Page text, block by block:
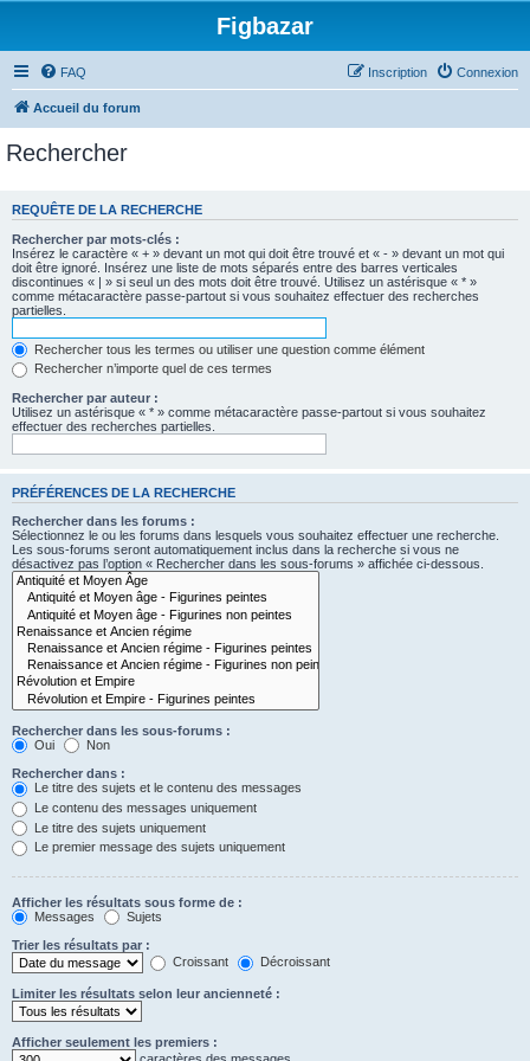
Figbazar
FAQ Connexion
Inscription
Accueil du forum
Rechercher
REQUÊTE DE LA RECHERCHE
Rechercher par mots-clés :
Insérez le caractère « + » devant un mot qui doit être trouvé et « - » devant un mot qui
doit être ignoré. Insérez une liste de mots séparés entre des barres verticales
discontinues « | » si seul un des mots doit être trouvé. Utilisez un astérisque « * »
comme métacaractère passe-partout si vous souhaitez effectuer des recherches
partielles.
Rechercher tous les termes ou utiliser une question comme élément
Rechercher n’importe quel de ces termes
Rechercher par auteur :
Utilisez un astérisque « * » comme métacaractère passe-partout si vous souhaitez
effectuer des recherches partielles.
PRÉFÉRENCES DE LA RECHERCHE
Rechercher dans les forums :
Sélectionnez le ou les forums dans lesquels vous souhaitez effectuer une recherche.
Les sous-forums seront automatiquement inclus dans la recherche si vous ne
désactivez pas l’option « Rechercher dans les sous-forums » affichée ci-dessous.
Rechercher dans les sous-forums :
Oui
Non
Rechercher dans :
Le titre des sujets et le contenu des messages
Le contenu des messages uniquement
Le titre des sujets uniquement
Le premier message des sujets uniquement
Afficher les résultats sous forme de :
Messages
Sujets
Trier les résultats par :
Croissant
Décroissant
Limiter les résultats selon leur ancienneté :
Afficher seulement les premiers :